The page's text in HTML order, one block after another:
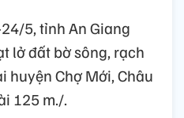
5, tỉnh An Giang
lở đất bờ sông, rạch
huyện Chợ Mới, Châu
125 m./.